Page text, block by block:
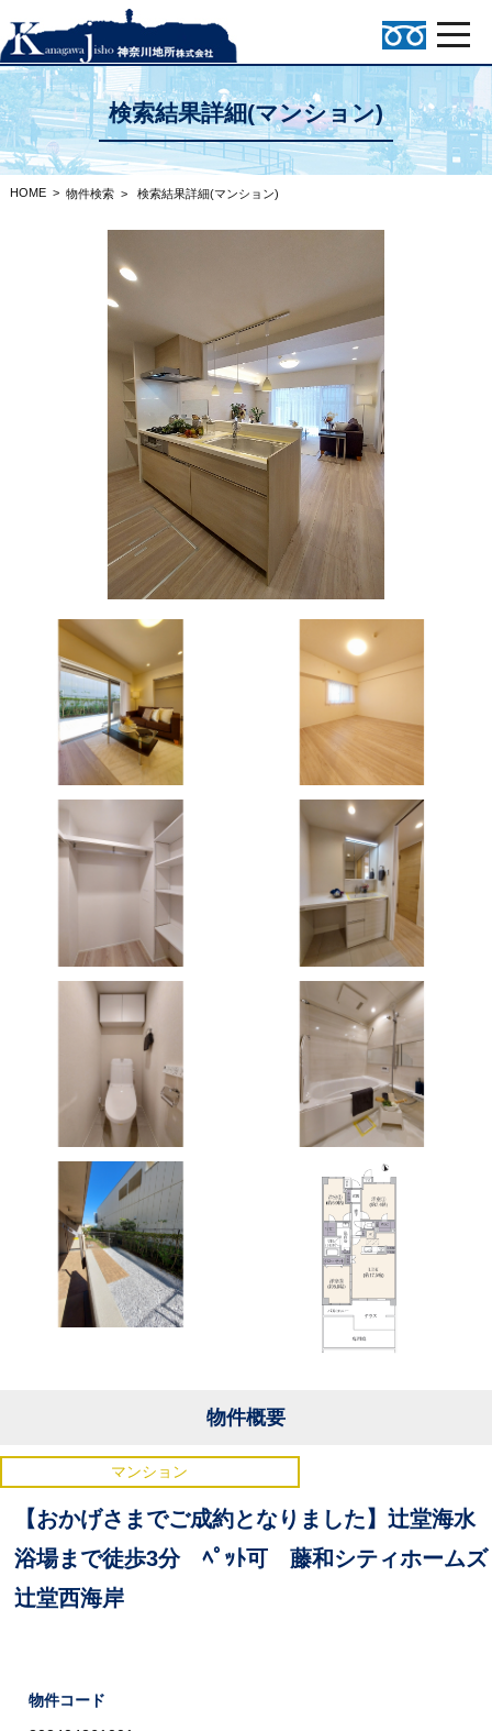
検索結果詳細(マンション)
HOME> 物件検索>検索結果詳細(マンション)
物件概要
マンション
【おかげさまでご成約となりました】辻堂海水
浴場まで徒歩3分 ﾍﾟｯﾄ可 藤和シティホームズ
辻堂西海岸
物件コード